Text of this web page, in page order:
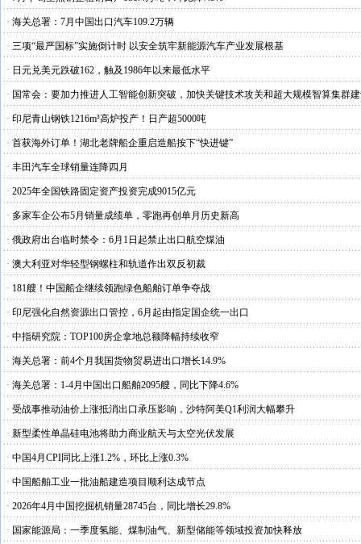
· 海关总署：7月中国出口汽车109.2万辆
· 三项“最严国标”实施倒计时 以安全筑牢新能源汽车产业发展根基
· 日元兑美元跌破162，触及1986年以来最低水平
· 国常会：要加力推进人工智能创新突破，加快关键技术攻关和超大规模智算集群
· 印尼青山钢铁1216m³高炉投产！日产超5000吨
· 首获海外订单！湖北老牌船企重启造船按下“快进键”
· 丰田汽车全球销量连降四月
· 2025年全国铁路固定资产投资完成9015亿元
· 多家车企公布5月销量成绩单，零跑再创单月历史新高
· 俄政府出台临时禁令：6月1日起禁止出口航空煤油
· 澳大利亚对华轻型钢螺柱和轨道作出双反初裁
· 181艘！中国船企继续领跑绿色船舶订单争夺战
· 印尼强化自然资源出口管控，6月起由指定国企统一出口
· 中指研究院：TOP100房企拿地总额降幅持续收窄
· 海关总署：前4个月我国货物贸易进出口增长14.9%
· 海关总署：1-4月中国出口船舶2095艘，同比下降4.6%
· 受战事推动油价上涨抵消出口承压影响，沙特阿美Q1利润大幅攀升
· 新型柔性单晶硅电池将助力商业航天与太空光伏发展
· 中国4月CPI同比上涨1.2%，环比上涨0.3%
· 中国船舶工业一批油船建造项目顺利达成节点
· 2026年4月中国挖掘机销量28745台，同比增长29.8%
· 国家能源局：一季度氢能、煤制油气、新型储能等领域投资加快释放